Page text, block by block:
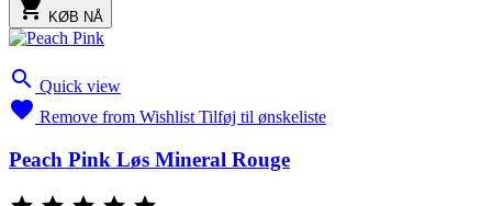
 KØB NÅ
 Quick view
 Remove from Wishlist Tilføj til ønskeliste
Peach Pink Løs Mineral Rouge